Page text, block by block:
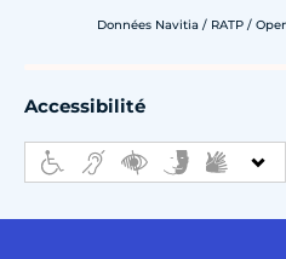
Données Navitia / RATP /
Accessibilité